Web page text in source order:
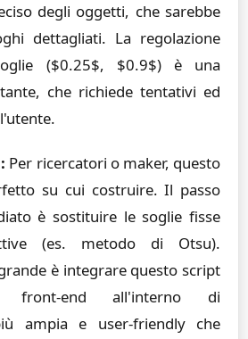
degli oggetti, che sarebbe
dettagliati. La regolazione
($0.25$, $0.9$) è una
che richiede tentativi ed
Per ricercatori o maker, questo
su cui costruire. Il passo
è sostituire le soglie fisse
(es. metodo di Otsu).
è integrare questo script
front-end all'interno di
ampia e user-friendly che